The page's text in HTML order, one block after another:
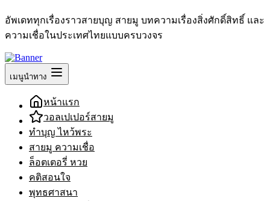
อัพเดททุกเรื่องราวสายบุญ สายมู บทความเรื่องสิ่งศักดิ์สิทธิ์ และ
ความเชื่อในประเทศไทยแบบครบวงจร
เมนูนำทาง
หน้าแรก
วอลเปเปอร์สายมู
ทำบุญ ไหว้พระ
สายมู ความเชื่อ
ล็อตเตอรี่ หวย
คติสอนใจ
พุทธศาสนา